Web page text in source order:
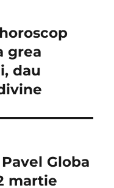
grea
dau
Globa
martie